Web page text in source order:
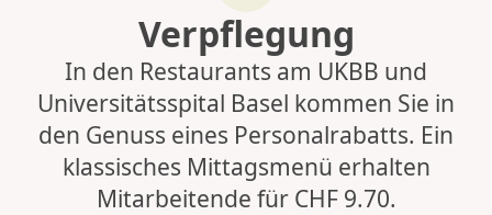
Verpflegung
In den Restaurants am UKBB und
Universitätsspital Basel kommen Sie in
den Genuss eines Personalrabatts. Ein
klassisches Mittagsmenü erhalten
Mitarbeitende für CHF 9.70.